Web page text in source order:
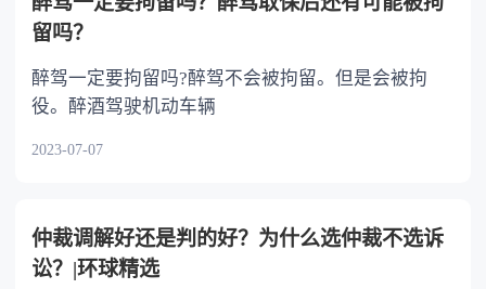
留吗？
醉驾一定要拘留吗?醉驾不会被拘留。但是会被拘
役。醉酒驾驶机动车辆
2023-07-07
仲裁调解好还是判的好？为什么选仲裁不选诉
讼？|环球精选